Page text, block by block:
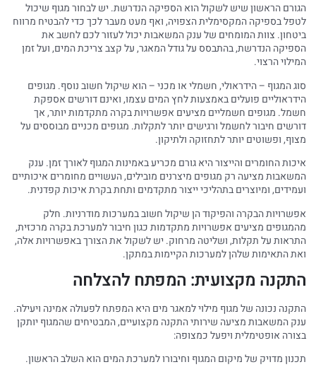
הגורם הראשון שיש לשקול הוא הספיקה הנדרשת. יש לבחור מגוף שיכול
לטפל בספיקה המקסימלית הצפויה, ואף מעט מעבר לכך כדי להבטיח מרווח
ביטחון. צוות המומחים של ענק המשאבות יכול לעזור לכם לחשב את
הספיקה הנדרשת, בהתבסס על גודל המאגר, על קצב צריכת המים, ועל זמן
המילוי הרצוי.
סוג המגוף – הידראולי, חשמלי או מכני – הוא שיקול חשוב נוסף. מגופים
הידראוליים פועלים באמצעות לחץ המים עצמו, ואינם דורשים אספקת
חשמל. מגופים חשמליים מציעים אפשרויות בקרה מתקדמות יותר, אך
דורשים חיבור לחשמל ורגישים יותר לתקלות. מגופים מכניים מבוססים על
מצוף, ופשוטים יותר לתחזוקה ולתיקון.
איכות החומרים והייצור היא גורם מכריע באמינות המגוף לאורך זמן. ענק
המשאבות מציעה רק מגופים מיצרנים מובילים, העשויים מחומרים איכותיים
ועמידים, ומיוצרים בתהליכי ייצור מתקדמים ותחת בקרת איכות קפדנית.
אפשרויות הבקרה והפיקוד הן שיקול חשוב במערכות מודרניות. חלק
מהמגופים מציעים אפשרויות מתקדמות כגון חיבור למערכת בקרה מרכזית,
התראות על תקלות, ושליטה מרחוק. יש לשקול את הצורך באפשרויות אלה,
ואת התאימות שלהן למערכות הקיימות במתקן.
התקנה מקצועית: המפתח להצלחה
התקנה נכונה של מגוף מילוי למאגר מים היא המפתח לפעולה אמינה ויעילה.
ענק המשאבות מציעה שירותי התקנה מקצועיים, המבטיחים שהמגוף יותקן
בצורה אופטימלית ויפעל כמצופה:
תכנון מדויק של מיקום המגוף וחיבורו למערכת המים הוא השלב הראשון.